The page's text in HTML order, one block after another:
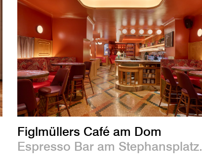
Figlmüllers Café am Dom
Espresso Bar am Stephansplatz.